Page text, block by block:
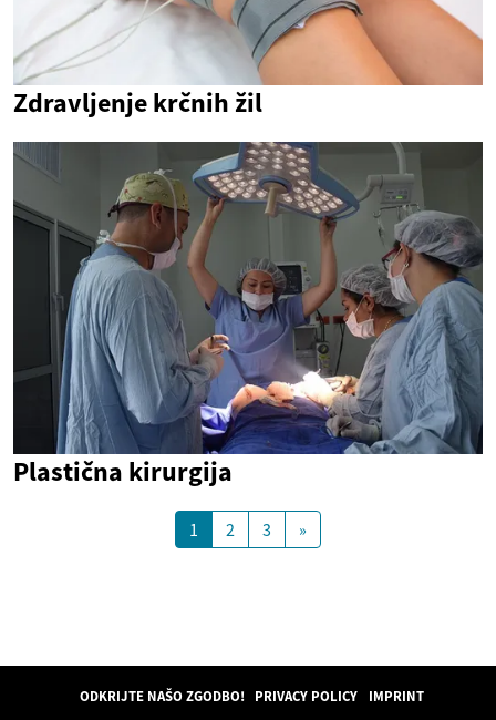
Zdravljenje krčnih žil
Plastična kirurgija
1 2 3 »
ODKRIJTE NAŠO ZGODBO! PRIVACY POLICY IMPRINT